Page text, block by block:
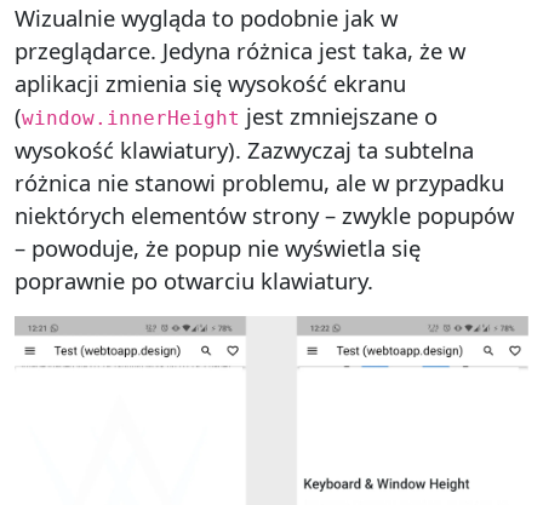
Wizualnie wygląda to podobnie jak w
przeglądarce. Jedyna różnica jest taka, że w
aplikacji zmienia się wysokość ekranu
(window.innerHeight jest zmniejszane o
wysokość klawiatury). Zazwyczaj ta subtelna
różnica nie stanowi problemu, ale w przypadku
niektórych elementów strony – zwykle popupów
– powoduje, że popup nie wyświetla się
poprawnie po otwarciu klawiatury.